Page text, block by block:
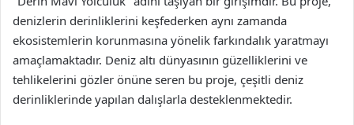
denizlerin derinliklerini keşfederken aynı zamanda
ekosistemlerin korunmasına yönelik farkındalık yaratmayı
amaçlamaktadır. Deniz altı dünyasının güzelliklerini ve
tehlikelerini gözler önüne seren bu proje, çeşitli deniz
derinliklerinde yapılan dalışlarla desteklenmektedir.